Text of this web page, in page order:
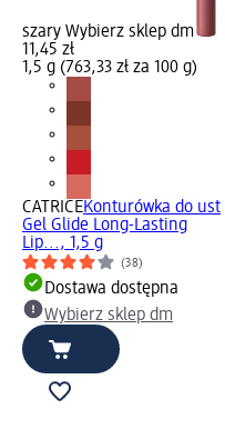
szary Wybierz sklep dm
11,45 zł
1,5 g (763,33 zł za 100 g)
CATRICEKonturówka do ust
Gel Glide Long-Lasting
Lip..., 1,5 g
(38)
Dostawa dostępna
Wybierz sklep dm